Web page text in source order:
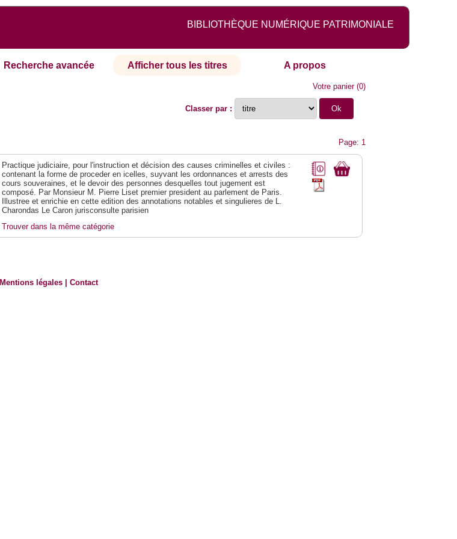
BIBLIOTHÈQUE NUMÉRIQUE PATRIMONIALE
Recherche avancée Afficher tous les titres A propos
Votre panier(0)
Classer par :
Page: 1
Practique judiciaire, pour l'instruction et décision des causes criminelles et civiles :
contenant la forme de proceder en icelles, suyvant les ordonnances et arrests des
cours souveraines, et le devoir des personnes desquelles tout jugement est
composé. Par Monsieur M. Pierre Liset premier president au parlement de Paris.
Illustree et enrichie en cette edition des annotations notables et singulieres de L.
Charondas Le Caron jurisconsulte parisien
Trouver dans la même catégorie
Mentions légales |Contact